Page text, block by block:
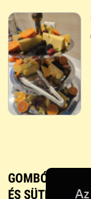
GOMBÓC
ÉS SÜTÉS